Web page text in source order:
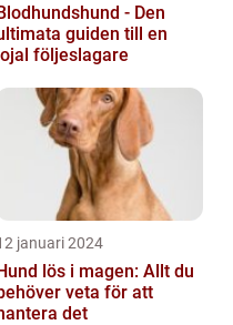
- Den
guiden till en
följeslagare
januari 2024
lös i magen: Allt du
veta för att
det